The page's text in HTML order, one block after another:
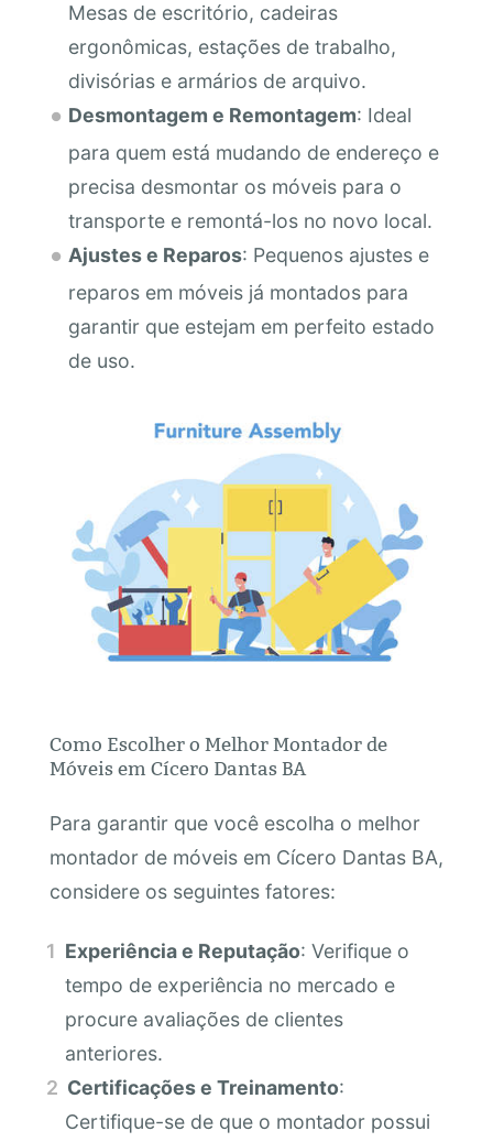
Mesas de escritório, cadeiras
ergonômicas, estações de trabalho,
divisórias e armários de arquivo.
Desmontagem e Remontagem: Ideal
para quem está mudando de endereço e
precisa desmontar os móveis para o
transporte e remontá-los no novo local.
Ajustes e Reparos: Pequenos ajustes e
reparos em móveis já montados para
garantir que estejam em perfeito estado
de uso.
Como Escolher o Melhor Montador de
Móveis em Cícero Dantas BA
Para garantir que você escolha o melhor
montador de móveis em Cícero Dantas BA,
considere os seguintes fatores:
Experiência e Reputação: Verifique o
tempo de experiência no mercado e
procure avaliações de clientes
anteriores.
Certificações e Treinamento:
Certifique-se de que o montador possui